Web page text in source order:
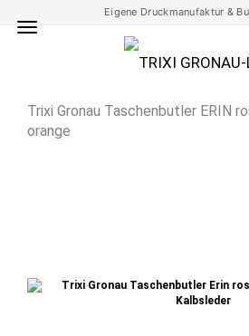
Eigene Druckmanufaktur &
Trixi Gronau Taschenbutler ERIN
orange